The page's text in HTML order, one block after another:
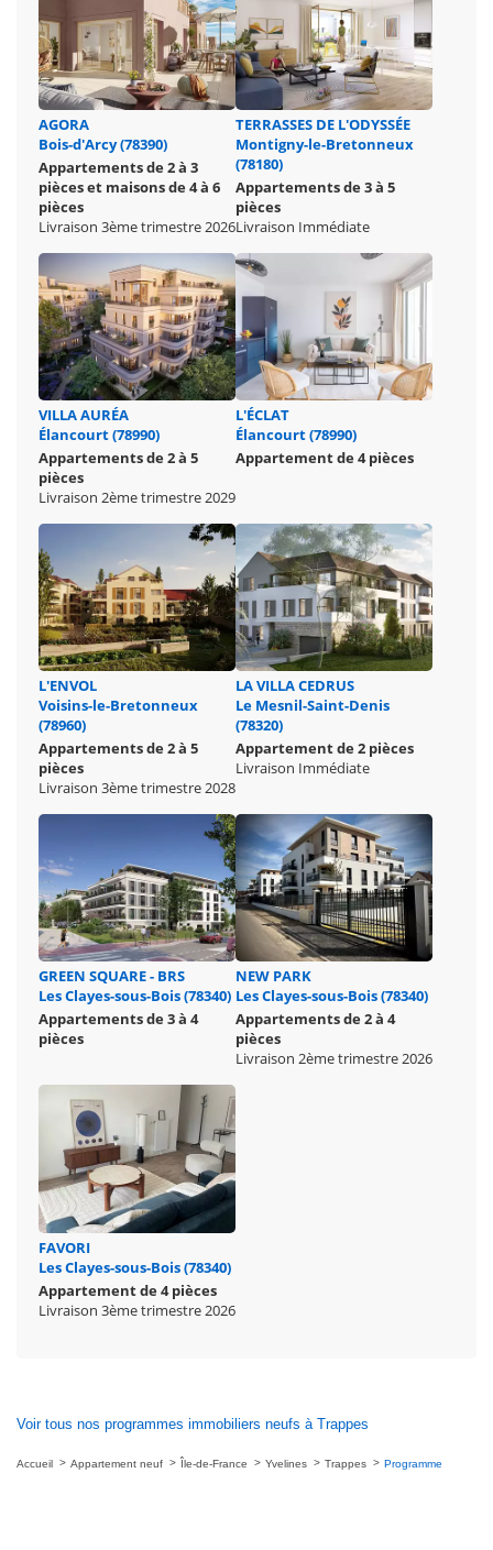
AGORA
Bois-d'Arcy (78390)
Appartements de 2 à 3
pièces et maisons de 4 à 6
pièces
Livraison 3ème trimestre 2026
TERRASSES DE L'ODYSSÉE
Montigny-le-Bretonneux
(78180)
Appartements de 3 à 5
pièces
Livraison Immédiate
VILLA AURÉA
Élancourt (78990)
Appartements de 2 à 5
pièces
Livraison 2ème trimestre 2029
L'ÉCLAT
Élancourt (78990)
Appartement de 4 pièces
L'ENVOL
Voisins-le-Bretonneux
(78960)
Appartements de 2 à 5
pièces
Livraison 3ème trimestre 2028
LA VILLA CEDRUS
Le Mesnil-Saint-Denis
(78320)
Appartement de 2 pièces
Livraison Immédiate
GREEN SQUARE - BRS
Les Clayes-sous-Bois (78340)
Appartements de 3 à 4
pièces
NEW PARK
Les Clayes-sous-Bois (78340)
Appartements de 2 à 4
pièces
Livraison 2ème trimestre 2026
FAVORI
Les Clayes-sous-Bois (78340)
Appartement de 4 pièces
Livraison 3ème trimestre 2026
Voir tous nos programmes immobiliers neufs à Trappes
Accueil Appartement neuf Île-de-France Yvelines Trappes Programme